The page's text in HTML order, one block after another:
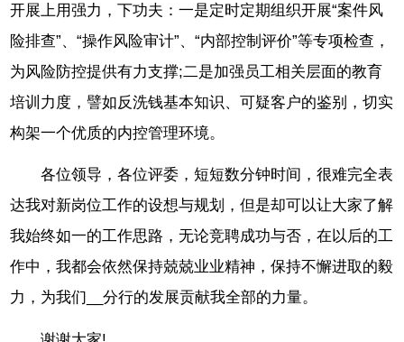
开展上用强力，下功夫：一是定时定期组织开展“案件风
险排查”、“操作风险审计”、“内部控制评价”等专项检查，
为风险防控提供有力支撑;二是加强员工相关层面的教育
培训力度，譬如反洗钱基本知识、可疑客户的鉴别，切实
构架一个优质的内控管理环境。
各位领导，各位评委，短短数分钟时间，很难完全表
达我对新岗位工作的设想与规划，但是却可以让大家了解
我始终如一的工作思路，无论竞聘成功与否，在以后的工
作中，我都会依然保持兢兢业业精神，保持不懈进取的毅
力，为我们__分行的发展贡献我全部的力量。